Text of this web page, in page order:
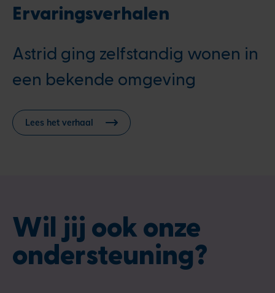
Ervaringsverhalen
Astrid ging zelfstandig wonen in
een bekende omgeving
Lees het verhaal
Wil jij ook onze
ondersteuning?